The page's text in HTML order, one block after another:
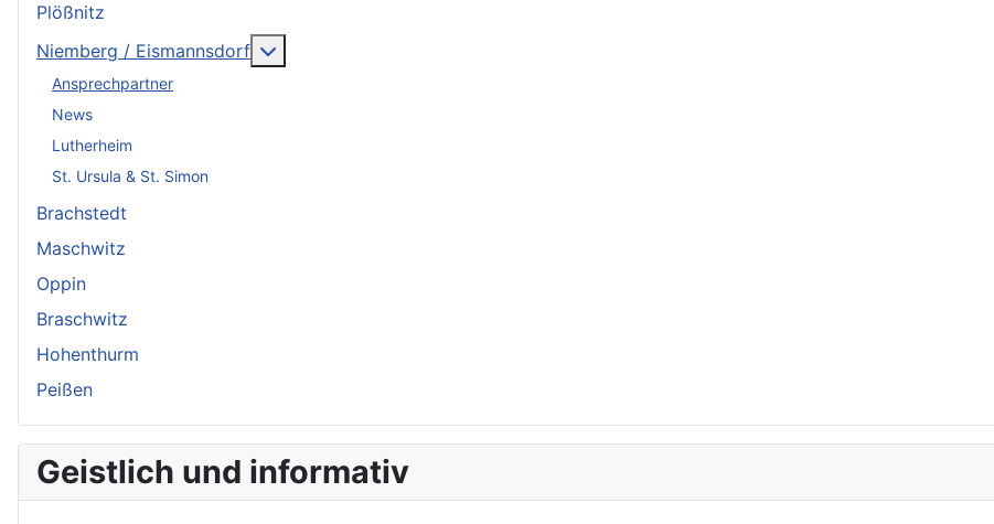
Plößnitz
Niemberg / Eismannsdorf
Ansprechpartner
News
Lutherheim
St. Ursula & St. Simon
Brachstedt
Maschwitz
Oppin
Braschwitz
Hohenthurm
Peißen
Geistlich und informativ